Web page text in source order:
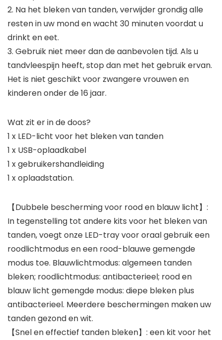
2. Na het bleken van tanden, verwijder grondig alle
resten in uw mond en wacht 30 minuten voordat u
drinkt en eet.
3. Gebruik niet meer dan de aanbevolen tijd. Als u
tandvleespijn heeft, stop dan met het gebruik ervan.
Het is niet geschikt voor zwangere vrouwen en
kinderen onder de 16 jaar.
Wat zit er in de doos?
1 x LED-licht voor het bleken van tanden
1 x USB-oplaadkabel
1 x gebruikershandleiding
1 x oplaadstation.
【Dubbele bescherming voor rood en blauw licht】:
In tegenstelling tot andere kits voor het bleken van
tanden, voegt onze LED-tray voor oraal gebruik een
roodlichtmodus en een rood-blauwe gemengde
modus toe. Blauwlichtmodus: algemeen tanden
bleken; roodlichtmodus: antibacterieel; rood en
blauw licht gemengde modus: diepe bleken plus
antibacterieel. Meerdere beschermingen maken uw
tanden gezond en wit.
【Snel en effectief tanden bleken】: een kit voor het